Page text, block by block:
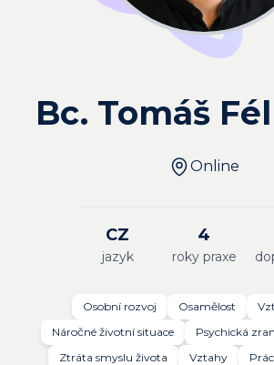
Bc. Tomáš
Online
CZ
jazyk
4
roky praxe
Osobní rozvoj Osamělost
Náročné životní situace
Psychická
Ztráta smyslu života
Vztahy